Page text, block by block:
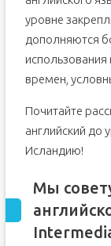
уровне
дополняются
использования
времен,
Почитайте
английский до
Исландию!
Мы